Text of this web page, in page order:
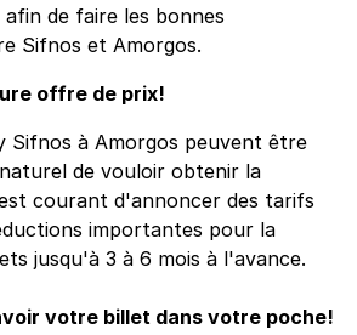
de faire les bonnes
Sifnos et Amorgos.
offre de prix!
Sifnos à Amorgos peuvent être
de vouloir obtenir la
courant d'annoncer des tarifs
importantes pour la
jusqu'à 3 à 6 mois à l'avance.
votre billet dans votre poche!